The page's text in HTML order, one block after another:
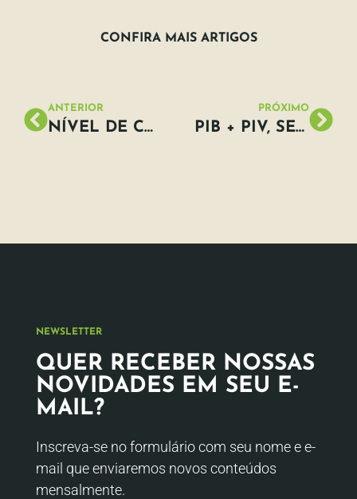
CONFIRA MAIS ARTIGOS
ANTERIOR
NÍVEL DE CO2 NA ATMOSFERA EM 2016 FOI O MAIS ALTO EM 800 MIL ANOS, DIZ RELATÓRIO
PRÓXIMO
PIB + PIV, SERÁ QUE TEMOS UM NOVO FOCO DE LUZ NO FINAL DO TÚNEL?
NEWSLETTER
QUER RECEBER NOSSAS
NOVIDADES EM SEU E-
MAIL?
Inscreva-se no formulário com seu nome e e-
mail que enviaremos novos conteúdos
mensalmente.